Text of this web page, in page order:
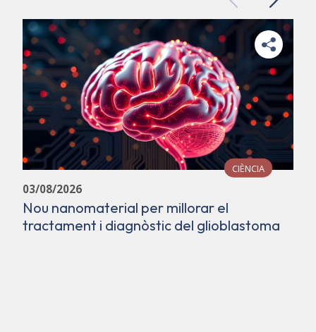
PreviousNext
CIÈNCIA
03/08/2026
Nou nanomaterial per millorar el
tractament i diagnòstic del glioblastoma